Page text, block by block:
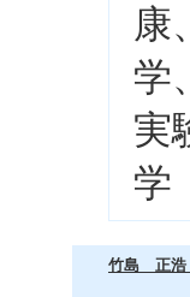
康
学
実
学
竹島 正浩